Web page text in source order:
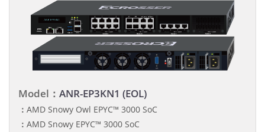
Model： ANR-EP3KN1 (EOL)
： AMD Snowy Owl EPYC™ 3000 SoC
： AMD Snowy EPYC™ 3000 SoC